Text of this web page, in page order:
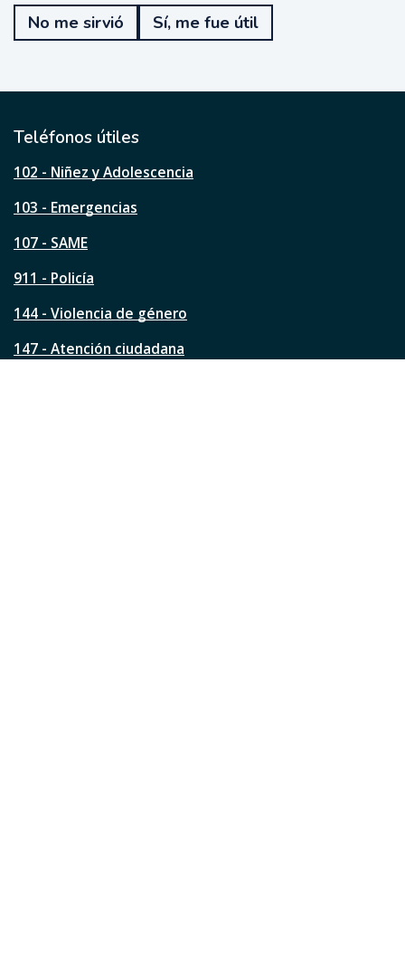
e
u
t
l
s
a
á
i
a
No me sirvió Sí, me fue útil
Teléfonos útiles
102 - Niñez y Adolescencia
103 - Emergencias
107 - SAME
911 - Policía
144 - Violencia de género
147 - Atención ciudadana